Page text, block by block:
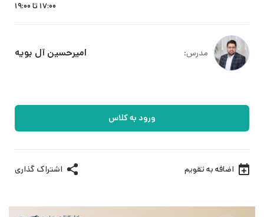
17:00 تا 19:00
مدرس: امیرحسین آل بویه
ورود به کلاس
اضافه به تقویم اشتراک گذاری